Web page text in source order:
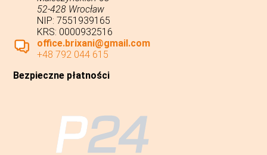
52-428 Wrocław
NIP: 7551939165
KRS: 0000932516
office.brixani@gmail.com
+48 792 044 615
Bezpieczne płatności